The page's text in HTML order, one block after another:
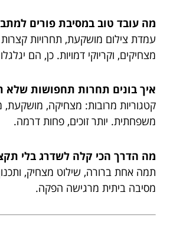
מה עובד טוב במסיבת פורים
עמדת צילום מושקעת, תחרויות
מצחיקים, וקריוקי דמויות. כן, הם
איך בונים תחרות תחפושות שלא
קטגוריות מרובות: מצחיקה, מושקעת,
משפחתית. יותר זוכים, פחות דרמה.
מה הדרך הכי קלה לשדרג בלי
תמה אחת ברורה, שילוט מצחיק,
מסיבה ביתית מרגישה הפקה.